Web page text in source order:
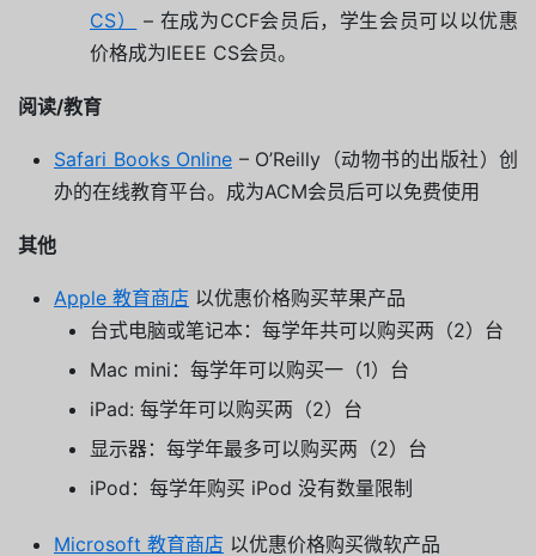
CS）
– 在成为CCF会员后，学生会员可以以优惠
价格成为IEEE CS会员。
阅读/教育
Safari Books Online – O’Reilly（动物书的出版社）创
办的在线教育平台。成为ACM会员后可以免费使用
其他
Apple 教育商店 以优惠价格购买苹果产品
台式电脑或笔记本：每学年共可以购买两（2）台
Mac mini：每学年可以购买一（1）台
iPad: 每学年可以购买两（2）台
显示器：每学年最多可以购买两（2）台
iPod：每学年购买 iPod 没有数量限制
Microsoft 教育商店 以优惠价格购买微软产品